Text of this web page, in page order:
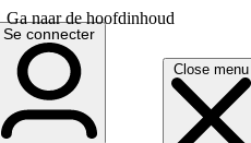
Ga naar de hoofdinhoud
Close menu
English
Deutsch
Se connecter